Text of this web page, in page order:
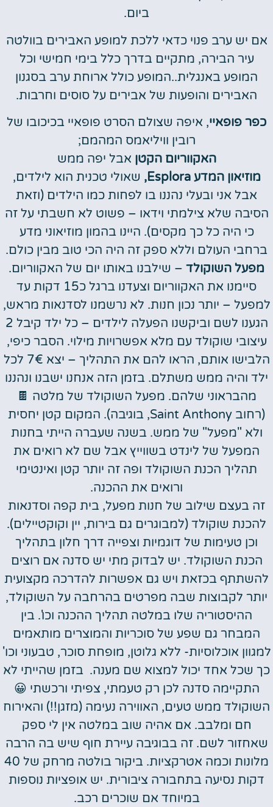
ביום.
אם יש ערב פנוי כדאי ללכת למופע האבירים בוולטה
עיר הבירה, מתקיים בדרך כלל בימי חמישי וכל
המופע באנגלית..המופע כולל ארוחת ערב בסגנון
האבירים והופעות של אבירים על סוסים וחרבות.
כפר פופאיי, איפה שצולם הסרט פופאיי בכיכובו של
רובין וויליאמס המהמם;
האקווריום הקטן אבל יפה ממש
מוזיאון המדע Esplora,
שאולי טכנית הוא לילדים,
אבל אני ובעלי נהננו בו לפחות כמו הילדים (וזאת
הסיבה שלא צילמתי וידאו – פשוט לא חשבתי על זה
כי היה כל כך מקסים). היינו בהמון מוזיאוני מדע
ברחבי העולם וללא ספק זה היה הכי טוב מבין כולם.
מפעל השוקולד – שילבנו באותו יום של האקווריום.
סיימנו את האקווריום וצעדנו ברגל כ15 דקות עד
למפעל – יותר נכון חנות. לא נרשמנו לסדנאות מראש,
הגענו לשם וביקשנו הפעלה לילדים – כל ילד קיבל 2
עיצובי שוקולד עם מלא אפשרויות מילוי. הסבר כיפי,
הלבישו אותם, הראו להם את התהליך – יצא 7€ לכל
ילד והיה ממש משתלם. בזמן הזה אנחנו ישבנו ונהננו
מהבראוני שלהם. מפעל השוקולד של מלטה 🍫
(רחוב Saint Anthony, בוגיבה). המקום קטן יחסית
ולא "מפעל" של ממש. בשנה שעברה הייתי בחנות
המפעל של לינדט בשווייץ אבל שם לא רואים את
תהליך הכנת השוקולד ופה זה יותר קטן ואינטימי
ורואים את ההכנה.
זה בעצם שילוב של חנות מפעל, בית קפה וסדנאות
להכנת שוקולד (למבוגרים גם בירות, יין וקוקטיילים).
וכן טעימות של דוגמיות וצפייה דרך חלון בתהליך
הכנת השוקולד. יש לבדוק מתי יש סדנה אם רוצים
להשתתף בכזאת ויש גם אפשרות להדרכה מקצועית
יותר לקבוצות שבה מפרטים בהרחבה על השוקולד,
ההיסטוריה שלו במלטה תהליך ההכנה וכו'. בין
המבחר גם שפע של סוכריות והמוצרים מותאמים
למגוון אוכלוסיות- ללא גלוטן, מופחת סוכר, טבעוני וכו'
כך שכל אחד יכול למצוא שם מענה. בזמן שהייתי לא
התקיימה סדנה לכן רק טעמתי, צפיתי ורכשתי 😀
השוקולד ממש טעים, האווירה נעימה (מזגן!!) והאירוח
חם ומלבב. אם אהיה שוב במלטה אין לי ספק
שאחזור לשם. זה בבוגיבה עיירת חוף שיש בה הרבה
מלונות וכמה אטרקציות. ביקור בולטה מרחק של 40
דקות נסיעה בתחבורה ציבורית. יש אופציות נוספות
במיוחד אם שוכרים רכב.